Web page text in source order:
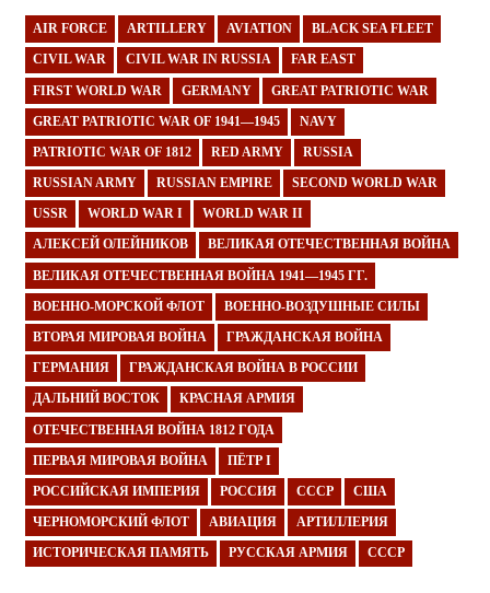
AIR FORCE ARTILLERY AVIATION BLACK SEA FLEET
CIVIL WAR CIVIL WAR IN RUSSIA FAR EAST
FIRST WORLD WAR GERMANY GREAT PATRIOTIC WAR
GREAT PATRIOTIC WAR OF 1941—1945 NAVY
PATRIOTIC WAR OF 1812 RED ARMY RUSSIA
RUSSIAN ARMY RUSSIAN EMPIRE SECOND WORLD WAR
USSR WORLD WAR I WORLD WAR II
АЛЕКСЕЙ ОЛЕЙНИКОВ ВЕЛИКАЯ ОТЕЧЕСТВЕННАЯ ВОЙНА
ВЕЛИКАЯ ОТЕЧЕСТВЕННАЯ ВОЙНА 1941—1945 ГГ.
ВОЕННО-МОРСКОЙ ФЛОТ ВОЕННО-ВОЗДУШНЫЕ СИЛЫ
ВТОРАЯ МИРОВАЯ ВОЙНА ГРАЖДАНСКАЯ ВОЙНА
ГЕРМАНИЯ ГРАЖДАНСКАЯ ВОЙНА В РОССИИ
ДАЛЬНИЙ ВОСТОК КРАСНАЯ АРМИЯ
ОТЕЧЕСТВЕННАЯ ВОЙНА 1812 ГОДА
ПЕРВАЯ МИРОВАЯ ВОЙНА ПЁТР I
РОССИЙСКАЯ ИМПЕРИЯ РОССИЯ СССР США
ЧЕРНОМОРСКИЙ ФЛОТ АВИАЦИЯ АРТИЛЛЕРИЯ
ИСТОРИЧЕСКАЯ ПАМЯТЬ РУССКАЯ АРМИЯ СССР